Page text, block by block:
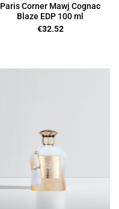
Paris Corner Mawj Cognac
Blaze EDP 100 ml
€32.52